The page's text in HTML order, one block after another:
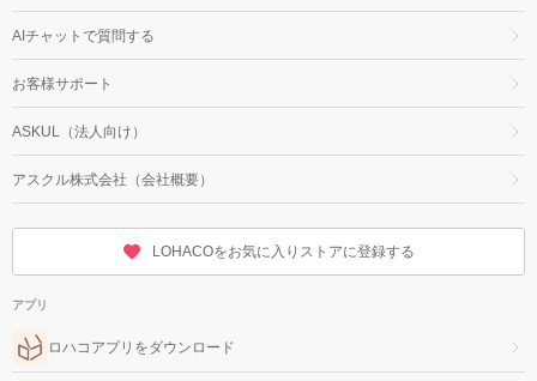
AIチャットで質問する
お客様サポート
ASKUL（法人向け）
アスクル株式会社（会社概要）
LOHACOをお気に入りストアに登録する
アプリ
ロハコアプリをダウンロード